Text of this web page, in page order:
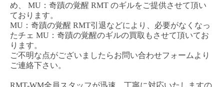
め、
MU：奇蹟の覚醒 RMT のギルをご提供させて頂い
ております。
MU：奇蹟の覚醒 RMT引退などにより、必要がなくなっ
たチェ MU：奇蹟の覚醒のギルの買取もさせて頂いてお
ります。
ご不明な点がございましたらお問い合わせフォームより
ご連絡下さい。
RMT-WM全員スタッフが迅速、丁寧に対応いたしますの